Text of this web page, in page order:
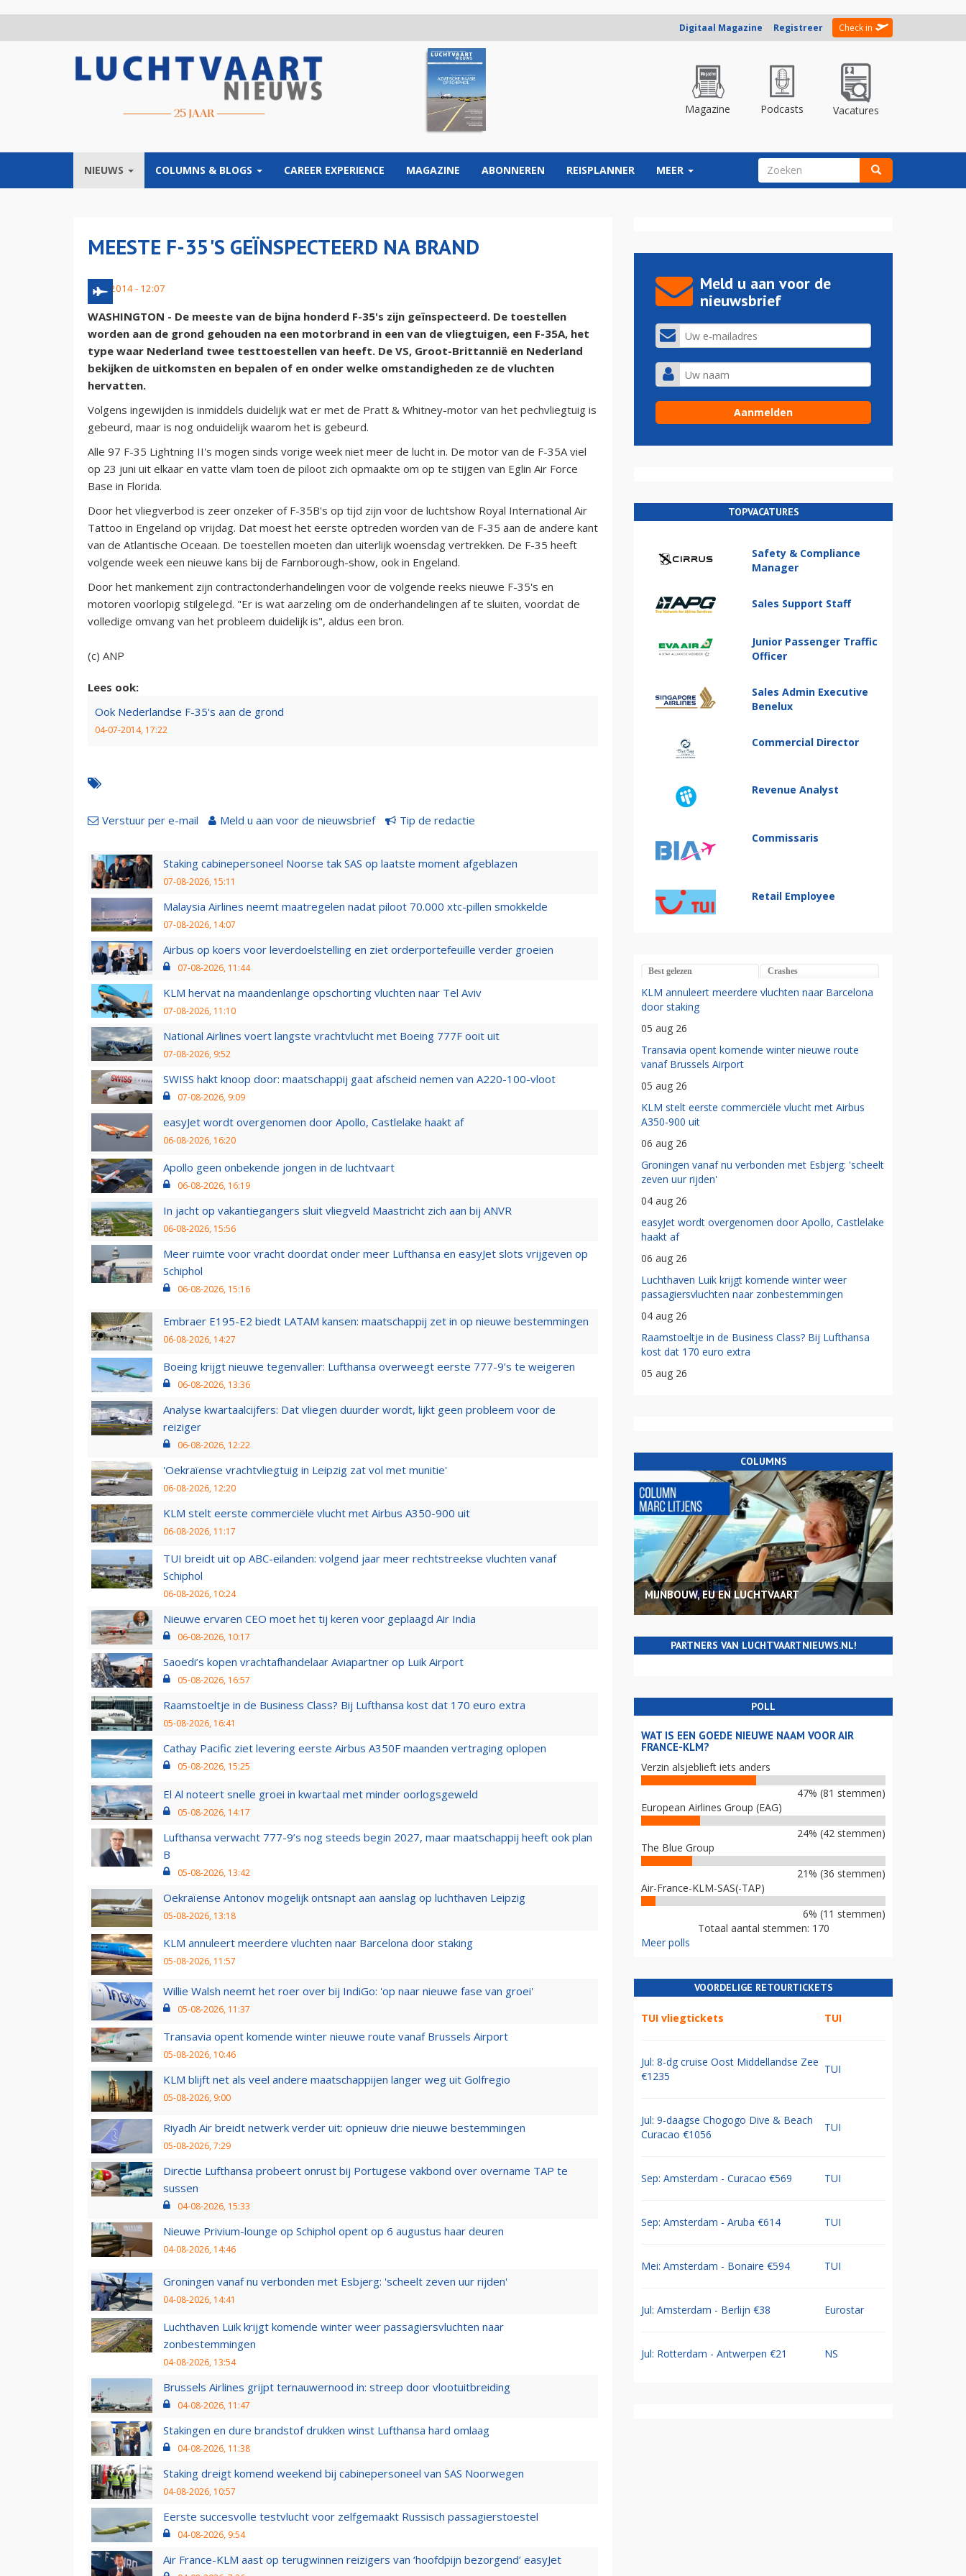
Digitaal Magazine Registreer Check in
Magazine Podcasts Vacatures
NIEUWS COLUMNS & BLOGS CAREER EXPERIENCE MAGAZINE ABONNEREN REISPLANNER MEER ZOEKVELD
MEESTE F-35'S GEÏNSPECTEERD NA BRAND
8 juli 2014 - 12:07
WASHINGTON - De meeste van de bijna honderd F-35's zijn geïnspecteerd. De toestellen
worden aan de grond gehouden na een motorbrand in een van de vliegtuigen, een F-35A, het
type waar Nederland twee testtoestellen van heeft. De VS, Groot-Brittannië en Nederland
bekijken de uitkomsten en bepalen of en onder welke omstandigheden ze de vluchten
hervatten.
Volgens ingewijden is inmiddels duidelijk wat er met de Pratt & Whitney-motor van het pechvliegtuig is
gebeurd, maar is nog onduidelijk waarom het is gebeurd.
Alle 97 F-35 Lightning II's mogen sinds vorige week niet meer de lucht in. De motor van de F-35A viel
op 23 juni uit elkaar en vatte vlam toen de piloot zich opmaakte om op te stijgen van Eglin Air Force
Base in Florida.
Door het vliegverbod is zeer onzeker of F-35B's op tijd zijn voor de luchtshow Royal International Air
Tattoo in Engeland op vrijdag. Dat moest het eerste optreden worden van de F-35 aan de andere kant
van de Atlantische Oceaan. De toestellen moeten dan uiterlijk woensdag vertrekken. De F-35 heeft
volgende week een nieuwe kans bij de Farnborough-show, ook in Engeland.
Door het mankement zijn contractonderhandelingen voor de volgende reeks nieuwe F-35's en
motoren voorlopig stilgelegd. "Er is wat aarzeling om de onderhandelingen af te sluiten, voordat de
volledige omvang van het probleem duidelijk is", aldus een bron.
(c) ANP
Lees ook:
Ook Nederlandse F-35's aan de grond
04-07-2014, 17:22
Verstuur per e-mail Meld u aan voor de nieuwsbrief Tip de redactie
Staking cabinepersoneel Noorse tak SAS op laatste moment afgeblazen
07-08-2026, 15:11
Malaysia Airlines neemt maatregelen nadat piloot 70.000 xtc-pillen smokkelde
07-08-2026, 14:07
Airbus op koers voor leverdoelstelling en ziet orderportefeuille verder groeien
07-08-2026, 11:44
KLM hervat na maandenlange opschorting vluchten naar Tel Aviv
07-08-2026, 11:10
National Airlines voert langste vrachtvlucht met Boeing 777F ooit uit
07-08-2026, 9:52
SWISS hakt knoop door: maatschappij gaat afscheid nemen van A220-100-vloot
07-08-2026, 9:09
easyJet wordt overgenomen door Apollo, Castlelake haakt af
06-08-2026, 16:20
Apollo geen onbekende jongen in de luchtvaart
06-08-2026, 16:19
In jacht op vakantiegangers sluit vliegveld Maastricht zich aan bij ANVR
06-08-2026, 15:56
Meer ruimte voor vracht doordat onder meer Lufthansa en easyJet slots vrijgeven op
Schiphol
06-08-2026, 15:16
Embraer E195-E2 biedt LATAM kansen: maatschappij zet in op nieuwe bestemmingen
06-08-2026, 14:27
Boeing krijgt nieuwe tegenvaller: Lufthansa overweegt eerste 777-9’s te weigeren
06-08-2026, 13:36
Analyse kwartaalcijfers: Dat vliegen duurder wordt, lijkt geen probleem voor de
reiziger
06-08-2026, 12:22
'Oekraïense vrachtvliegtuig in Leipzig zat vol met munitie'
06-08-2026, 12:20
KLM stelt eerste commerciële vlucht met Airbus A350-900 uit
06-08-2026, 11:17
TUI breidt uit op ABC-eilanden: volgend jaar meer rechtstreekse vluchten vanaf
Schiphol
06-08-2026, 10:24
Nieuwe ervaren CEO moet het tij keren voor geplaagd Air India
06-08-2026, 10:17
Saoedi’s kopen vrachtafhandelaar Aviapartner op Luik Airport
05-08-2026, 16:57
Raamstoeltje in de Business Class? Bij Lufthansa kost dat 170 euro extra
05-08-2026, 16:41
Cathay Pacific ziet levering eerste Airbus A350F maanden vertraging oplopen
05-08-2026, 15:25
El Al noteert snelle groei in kwartaal met minder oorlogsgeweld
05-08-2026, 14:17
Lufthansa verwacht 777-9’s nog steeds begin 2027, maar maatschappij heeft ook plan
B
05-08-2026, 13:42
Oekraïense Antonov mogelijk ontsnapt aan aanslag op luchthaven Leipzig
05-08-2026, 13:18
KLM annuleert meerdere vluchten naar Barcelona door staking
05-08-2026, 11:57
Willie Walsh neemt het roer over bij IndiGo: 'op naar nieuwe fase van groei'
05-08-2026, 11:37
Transavia opent komende winter nieuwe route vanaf Brussels Airport
05-08-2026, 10:46
KLM blijft net als veel andere maatschappijen langer weg uit Golfregio
05-08-2026, 9:00
Riyadh Air breidt netwerk verder uit: opnieuw drie nieuwe bestemmingen
05-08-2026, 7:29
Directie Lufthansa probeert onrust bij Portugese vakbond over overname TAP te
sussen
04-08-2026, 15:33
Nieuwe Privium-lounge op Schiphol opent op 6 augustus haar deuren
04-08-2026, 14:46
Groningen vanaf nu verbonden met Esbjerg: 'scheelt zeven uur rijden'
04-08-2026, 14:41
Luchthaven Luik krijgt komende winter weer passagiersvluchten naar
zonbestemmingen
04-08-2026, 13:54
Brussels Airlines grijpt ternauwernood in: streep door vlootuitbreiding
04-08-2026, 11:47
Stakingen en dure brandstof drukken winst Lufthansa hard omlaag
04-08-2026, 11:38
Staking dreigt komend weekend bij cabinepersoneel van SAS Noorwegen
04-08-2026, 10:57
Eerste succesvolle testvlucht voor zelfgemaakt Russisch passagierstoestel
04-08-2026, 9:54
Air France-KLM aast op terugwinnen reizigers van ‘hoofdpijn bezorgend’ easyJet
Meld u aan voor de
nieuwsbrief
TOPVACATURES
Safety & Compliance
Manager
Sales Support Staff
Junior Passenger Traffic
Officer
Sales Admin Executive
Benelux
Commercial Director
Revenue Analyst
Commissaris
Retail Employee
Best gelezen Crashes
KLM annuleert meerdere vluchten naar Barcelona
door staking
05 aug 26
Transavia opent komende winter nieuwe route
vanaf Brussels Airport
05 aug 26
KLM stelt eerste commerciële vlucht met Airbus
A350-900 uit
06 aug 26
Groningen vanaf nu verbonden met Esbjerg: 'scheelt
zeven uur rijden'
04 aug 26
easyJet wordt overgenomen door Apollo, Castlelake
haakt af
06 aug 26
Luchthaven Luik krijgt komende winter weer
passagiersvluchten naar zonbestemmingen
04 aug 26
Raamstoeltje in de Business Class? Bij Lufthansa
kost dat 170 euro extra
05 aug 26
COLUMNS
MIJNBOUW, EU EN LUCHTVAART
PARTNERS VAN LUCHTVAARTNIEUWS.NL!
POLL
WAT IS EEN GOEDE NIEUWE NAAM VOOR AIR
FRANCE-KLM?
Verzin alsjeblieft iets anders
47% (81 stemmen)
European Airlines Group (EAG)
24% (42 stemmen)
The Blue Group
21% (36 stemmen)
Air-France-KLM-SAS(-TAP)
6% (11 stemmen)
Totaal aantal stemmen: 170
Meer polls
VOORDELIGE RETOURTICKETS
TUI vliegtickets TUI
Jul: 8-dg cruise Oost Middellandse Zee
€1235
TUI
Jul: 9-daagse Chogogo Dive & Beach
Curacao €1056
TUI
Sep: Amsterdam - Curacao €569 TUI
Sep: Amsterdam - Aruba €614 TUI
Mei: Amsterdam - Bonaire €594 TUI
Jul: Amsterdam - Berlijn €38 Eurostar
Jul: Rotterdam - Antwerpen €21 NS